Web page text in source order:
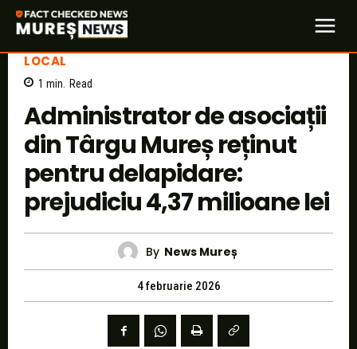
LOCAL
1 min. Read
Administrator de asociații
din Târgu Mureș reținut
pentru delapidare:
prejudiciu 4,37 milioane lei
By News Mureș
4 februarie 2026